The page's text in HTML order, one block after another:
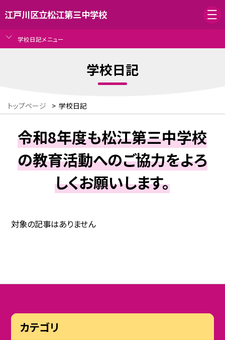
江戸川区立松江第三中学校
学校日記メニュー
学校日記
トップページ > 学校日記
令和8年度も松江第三中学校
の教育活動へのご協力をよろ
しくお願いします。
対象の記事はありません
カテゴリ